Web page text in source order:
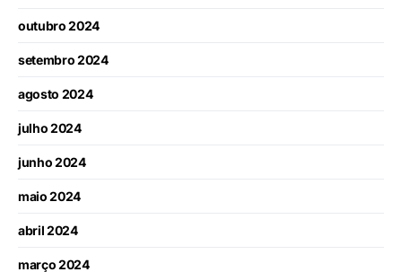
outubro 2024
setembro 2024
agosto 2024
julho 2024
junho 2024
maio 2024
abril 2024
março 2024